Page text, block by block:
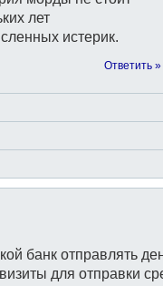
лет
истерик.
Ответить »
банк отправлять
для отправки